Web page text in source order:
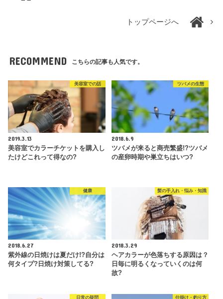
トップページへ
RECOMMEND こちらの記事も人気です。
美容室での話
2019.3.13
美容室でカラーチケットを購入し
たけどこれって得なの?
ツバメの生態
2018.6.9
ツバメが来ると商売繁盛!?ツバメ
の産卵時期や巣立ちはいつ?
健康
2018.6.27
紫外線の日焼けは夏だけ!?自分は
何タイプ?日焼け対策してる?
髪の手入れ・悩み・知識
2018.3.29
ヘアカラーが色落ちする原因は？
日毎に明るくなっていくのは何
故?
日常の疑問 仕掛け・釣り方